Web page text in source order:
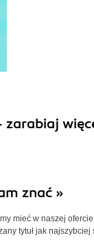
znać »
mieć w naszej
tytuł jak najszybciej